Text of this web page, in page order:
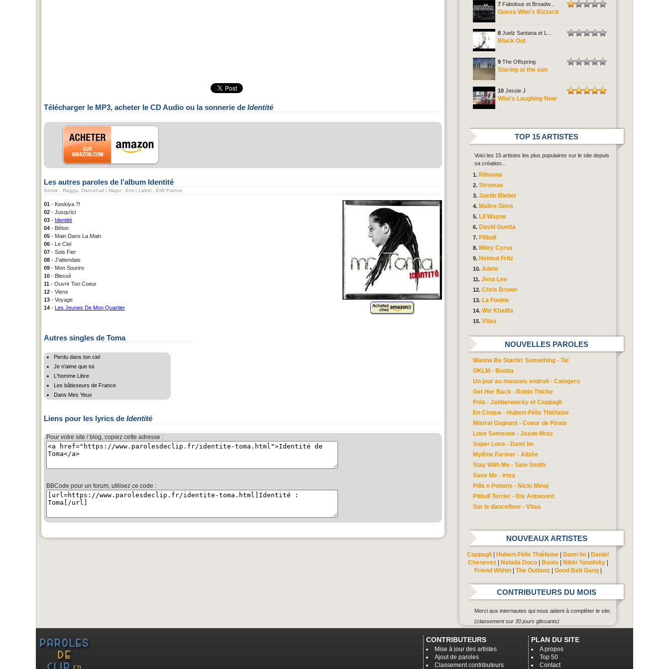
Télécharger le MP3, acheter le CD Audio ou la sonnerie de Identité
Les autres paroles de l'album Identité
Genre : Ragga, Dancehall | Major : Emi | Label : EMI France
01 - Keskiya ?!
02 - Jusqu'ici
03 - Identité
04 - Béton
05 - Main Dans La Main
06 - Le Ciel
07 - Sois Fier
08 - J'attendais
09 - Mon Sourire
10 - Blessé
11 - Ouvrir Ton Coeur
12 - Viens
13 - Voyage
14 - Les Jeunes De Mon Quartier
Autres singles de Toma
Perdu dans ton ciel
Je n'aime que toi
L'homme Libre
Les bâtisseurs de France
Dans Mes Yeux
Liens pour les lyrics de Identité
Pour votre site / blog, copiez cette adresse :
BBCode pour un forum, utilisez ce code :
7 Fabolous et Broadw...
Guess Who's Bizzack
8 Juelz Santana et L...
Black Out
9 The Offspring
Staring at the sun
10 Jessie J
Who's Laughing Now
TOP 15 ARTISTES
Voici les 15 artistes les plus populaires sur le site depuis
sa création...
Rihanna
Stromae
Justin Bieber
Maître Gims
Lil Wayne
David Guetta
Pitbull
Miley Cyrus
Helmut Fritz
Adele
Jena Lee
Chris Brown
La Fouine
Wiz Khalifa
Vitaa
NOUVELLES PAROLES
Wanna Be Startin' Something - Tal
OKLM - Booba
Un jour au mauvais endroit - Calogero
Get Her Back - Robin Thicke
Pola - Jabberwocky et Cappagli
En Cloque - Hubert-Félix Thiéfaine
Mistral Gagnant - Coeur de Pirate
Love Someone - Jason Mraz
Super Love - Dami Im
Mylène Farmer - Alizée
Stay With Me - Sam Smith
Save Me - Irma
Pills n Potions - Nicki Minaj
Pitbull Terrier - Die Antwoord
Sur le dancefloor - Vitaa
NOUVEAUX ARTISTES
Cappagli Hubert-Félix Thiéfaine Dami Im
Daniel
Chenevez| Natalia Doco| Boots Nikki Yanofsky|
Friend Within| The Outlawz| Good Belt Gang|
CONTRIBUTEURS DU MOIS
Merci aux internautes qui nous aident à compléter le site.
(classement sur 30 jours glissants)
PLAN DU SITE
A propos
Top 50
Contact
CONTRIBUTEURS
Mise à jour des artistes
Ajout de paroles
Classement contributeurs